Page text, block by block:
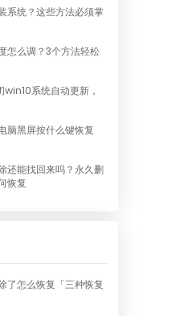
系统？这些方法必须掌
怎么调？3个方法轻松
系统自动更新，
脑黑屏按什么键恢复
还能找回来吗？永久删
恢复
了怎么恢复「三种恢复